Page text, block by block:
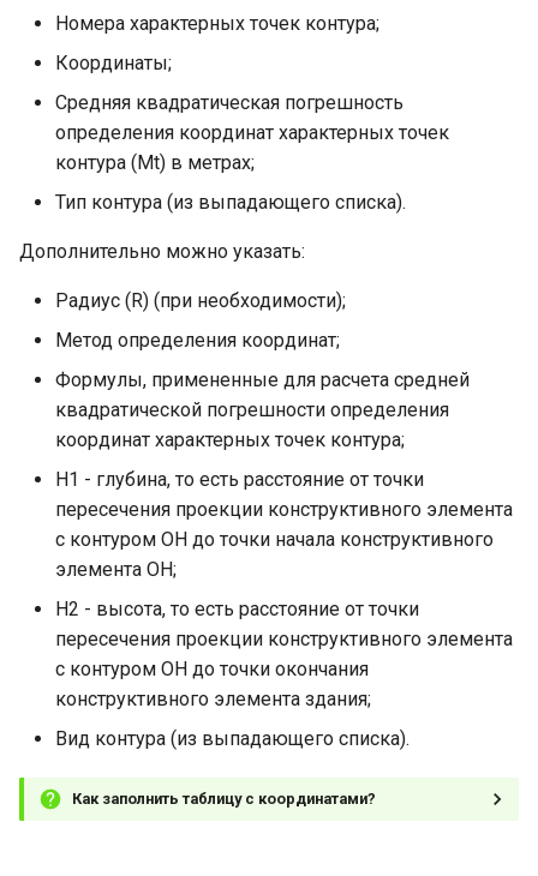
Номера характерных точек контура;
Координаты;
Средняя квадратическая погрешность
определения координат характерных точек
контура (Mt) в метрах;
Тип контура (из выпадающего списка).
Дополнительно можно указать:
Радиус (R) (при необходимости);
Метод определения координат;
Формулы, примененные для расчета средней
квадратической погрешности определения
координат характерных точек контура;
Н1 - глубина, то есть расстояние от точки
пересечения проекции конструктивного элемента
с контуром ОН до точки начала конструктивного
элемента ОН;
Н2 - высота, то есть расстояние от точки
пересечения проекции конструктивного элемента
с контуром ОН до точки окончания
конструктивного элемента здания;
Вид контура (из выпадающего списка).
Как заполнить таблицу с координатами?